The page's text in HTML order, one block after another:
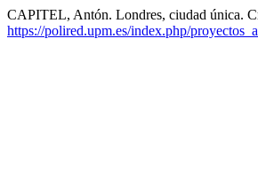
CAPITEL, Antón. Londres, ciudad única.
https://polired.upm.es/index.php/